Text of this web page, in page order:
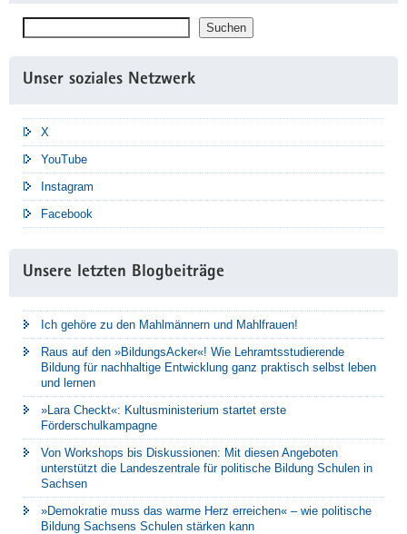
Suchen
Unser soziales Netzwerk
X
YouTube
Instagram
Facebook
Unsere letzten Blogbeiträge
Ich gehöre zu den Mahlmännern und Mahlfrauen!
Raus auf den »BildungsAcker«! Wie Lehramtsstudierende
Bildung für nachhaltige Entwicklung ganz praktisch selbst leben
und lernen
»Lara Checkt«: Kultusministerium startet erste
Förderschulkampagne
Von Workshops bis Diskussionen: Mit diesen Angeboten
unterstützt die Landeszentrale für politische Bildung Schulen in
Sachsen
»Demokratie muss das warme Herz erreichen« – wie politische
Bildung Sachsens Schulen stärken kann